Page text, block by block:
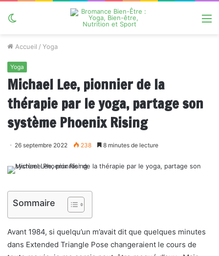
Accueil / Yoga
Yoga
Michael Lee, pionnier de la
thérapie par le yoga, partage son
système Phoenix Rising
26 septembre 2022 238 8 minutes de lecture
Sommaire
Avant 1984, si quelqu’un m’avait dit que quelques minutes
dans Extended Triangle Pose changeraient le cours de